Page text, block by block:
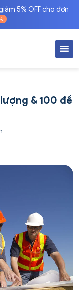
5% OFF cho đơn
& 100 đề